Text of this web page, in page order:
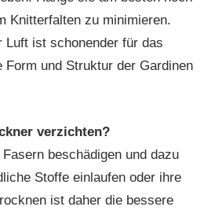
Knitterfalten zu minimieren.
Luft ist schonender für das
Form und Struktur der Gardinen
verzichten?
beschädigen und dazu
Stoffe einlaufen oder ihre
ist daher die bessere